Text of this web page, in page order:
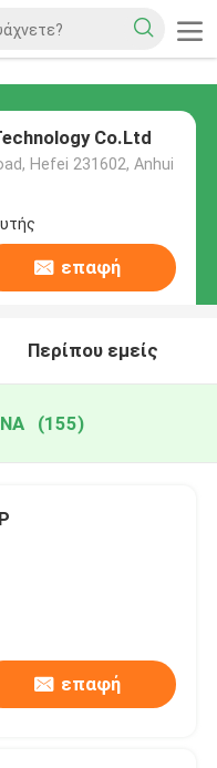
Co.Ltd
Hefei 231602, Anhui
επαφή
Περίπου εμείς
(155)
επαφή